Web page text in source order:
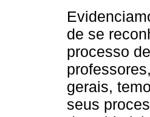
de se
processo
gerais,
seus